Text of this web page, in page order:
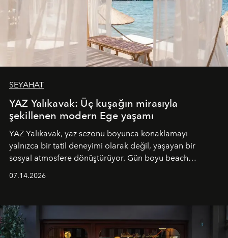
SEYAHAT
YAZ Yalıkavak: Üç kuşağın mirasıyla
şekillenen modern Ege yaşamı
YAZ Yalıkavak, yaz sezonu boyunca konaklamayı
yalnızca bir tatil deneyimi olarak değil, yaşayan bir
sosyal atmosfere dönüştürüyor. Gün boyu beach
tematik gastronomi geceleri misafirlerle buluşuyor.
Paylaşıma, lezzete ve müziğe odaklanan bu özel
akşamlar, YAZ’ın sade lüks anlayışını gün batımından
07.14.2026